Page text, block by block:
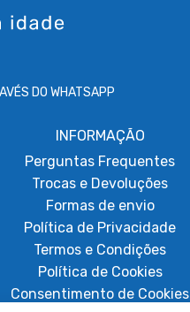
DO WHATSAPP
INFORMAÇÃO
Perguntas Frequentes
Trocas e Devoluções
Formas de envio
Política de Privacidade
Termos e Condições
Política de Cookies
Consentimento de Cookies